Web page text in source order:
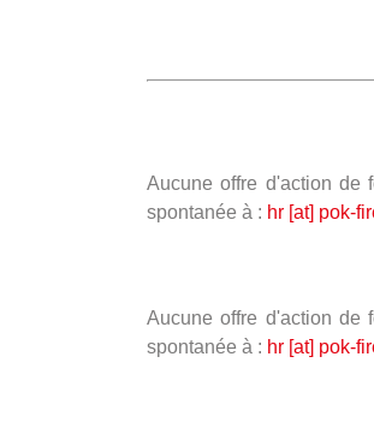
Aucune offre d'action de
spontanée à : hr [at] pok-
Aucune offre d'action de
spontanée à : hr [at] pok-